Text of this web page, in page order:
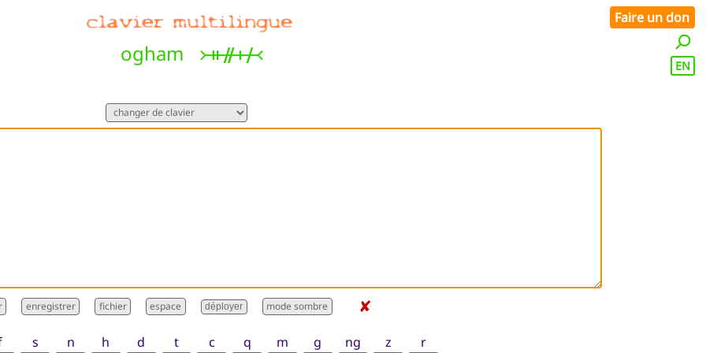
ogham ᚛ᚑᚌᚐᚋ᚜
Faire un don
EN
déployer ✘
s n h d t c q m g ng z r